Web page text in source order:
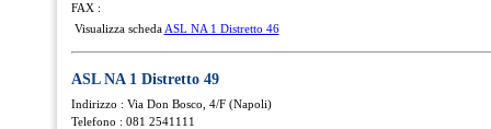
FAX :
Visualizza scheda ASL NA 1 Distretto 46
ASL NA 1 Distretto 49
Indirizzo : Via Don Bosco, 4/F (Napoli)
Telefono : 081 2541111